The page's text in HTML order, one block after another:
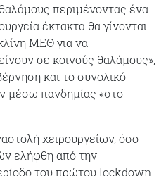
περιμένοντας ένα
έκτακτα θα γίνονται
ΜΕΘ για να
σε κοινούς θαλάμους»,
και το συνολικό
μέσω πανδημίας «στο
χειρουργείων, όσο
ελήφθη από την
του πρώτου lockdown